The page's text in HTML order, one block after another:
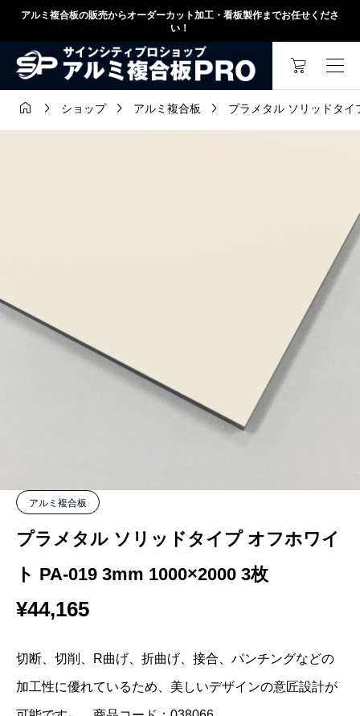
アルミ複合板の販売からオーダーカット加工・看板製作までお任せくださ
い！
  ショップ  アルミ複合板  プラメタル ソリッドタ
アルミ複合板
プラメタル ソリッドタイプ オフホワイ
ト PA-019 3mm 1000×2000 3枚
¥44,165
切断、切削、R曲げ、折曲げ、接合、パンチングなどの
加工性に優れているため、美しいデザインの意匠設計が